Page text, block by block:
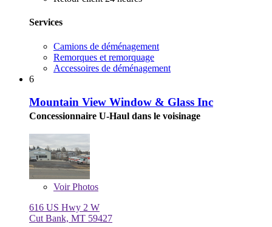
Services
Camions de déménagement
Remorques et remorquage
Accessoires de déménagement
6
Mountain View Window & Glass Inc
Concessionnaire U-Haul dans le voisinage
VoirPhotos
616 US Hwy 2 W
Cut Bank, MT 59427